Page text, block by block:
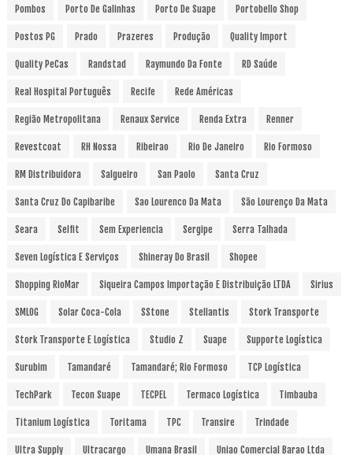
Pombos Porto De Galinhas Porto De Suape Portobello Shop
Postos PG Prado Prazeres Produção Quality Import
Quality PeCas Randstad Raymundo Da Fonte RD Saúde
Real Hospital Português Recife Rede Américas
Região Metropolitana Renaux Service Renda Extra Renner
Revestcoat RH Nossa Ribeirao Rio De Janeiro Rio Formoso
RM Distribuidora Salgueiro San Paolo Santa Cruz
Santa Cruz Do Capibaribe Sao Lourenco Da Mata São Lourenço Da Mata
Seara Selfit Sem Experiencia Sergipe Serra Talhada
Seven Logística E Serviços Shineray Do Brasil Shopee
Shopping RioMar Siqueira Campos Importação E Distribuição LTDA Sirius
SMLOG Solar Coca-Cola SStone Stellantis Stork Transporte
Stork Transporte E Logística Studio Z Suape Supporte Logística
Surubim Tamandaré Tamandaré; Rio Formoso TCP Logística
TechPark Tecon Suape TECPEL Termaco Logística Timbauba
Titanium Logística Toritama TPC Transire Trindade
Ultra Supply Ultracargo Umana Brasil Uniao Comercial Barao Ltda